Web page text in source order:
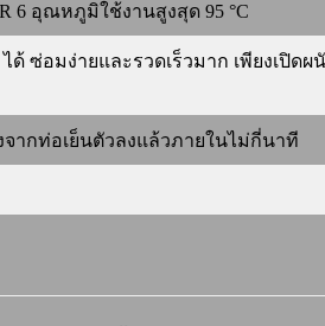
6 อุณหภูมิใช้งานสูงสุด 95 °C
ซ่อมง่ายและรวดเร็วมาก เพียงเปิด
ากท่อเย็นตัวลงแล้วภายในไม่กี่นาที